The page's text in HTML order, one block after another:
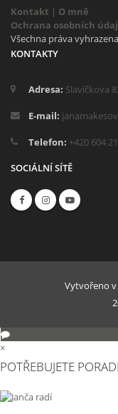
Kontakt | O mně
Ochrana osobních
Všechna práva
KONTAKTY
Adresa: Slavíčkova
E-mail:
Telefon: +420 604
SOCIÁLNÍ SÍTĚ
Vytvořeno
×
POTŘEBUJETE